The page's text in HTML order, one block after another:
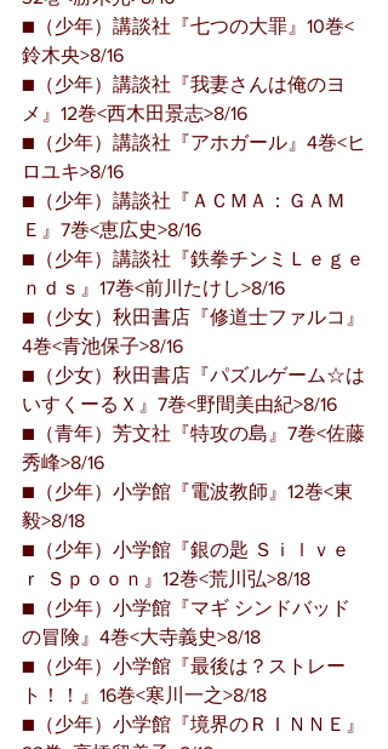
■（少年）講談社『七つの大罪』10巻<
鈴木央>8/16
■（少年）講談社『我妻さんは俺のヨ
メ』12巻<西木田景志>8/16
■（少年）講談社『アホガール』4巻<ヒ
ロユキ>8/16
■（少年）講談社『ＡＣＭＡ：ＧＡＭ
Ｅ』7巻<恵広史>8/16
■（少年）講談社『鉄拳チンミＬｅｇｅ
ｎｄｓ』17巻<前川たけし>8/16
■（少女）秋田書店『修道士ファルコ』
4巻<青池保子>8/16
■（少女）秋田書店『パズルゲーム☆は
いすくーるＸ』7巻<野間美由紀>8/16
■（青年）芳文社『特攻の島』7巻<佐藤
秀峰>8/16
■（少年）小学館『電波教師』12巻<東
毅>8/18
■（少年）小学館『銀の匙 Ｓｉｌｖｅ
ｒ Ｓｐｏｏｎ』12巻<荒川弘>8/18
■（少年）小学館『マギ シンドバッド
の冒険』4巻<大寺義史>8/18
■（少年）小学館『最後は？ストレー
ト！！』16巻<寒川一之>8/18
■（少年）小学館『境界のＲＩＮＮＥ』